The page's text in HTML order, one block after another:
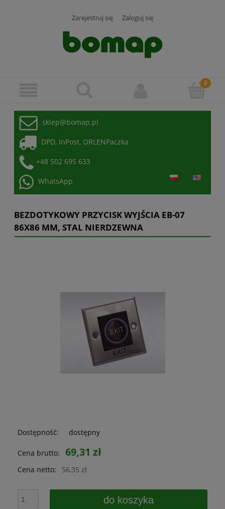
Zarejestruj się Zaloguj się
sklep@bomap.pl
DPD, InPost, ORLENPaczka
+48 502 695 633
WhatsApp
BEZDOTYKOWY PRZYCISK WYJŚCIA EB-07
86X86 MM, STAL NIERDZEWNA
Dostępność: dostępny
Cena brutto: 69,31 zł
Cena netto: 56,35 zł
do koszyka